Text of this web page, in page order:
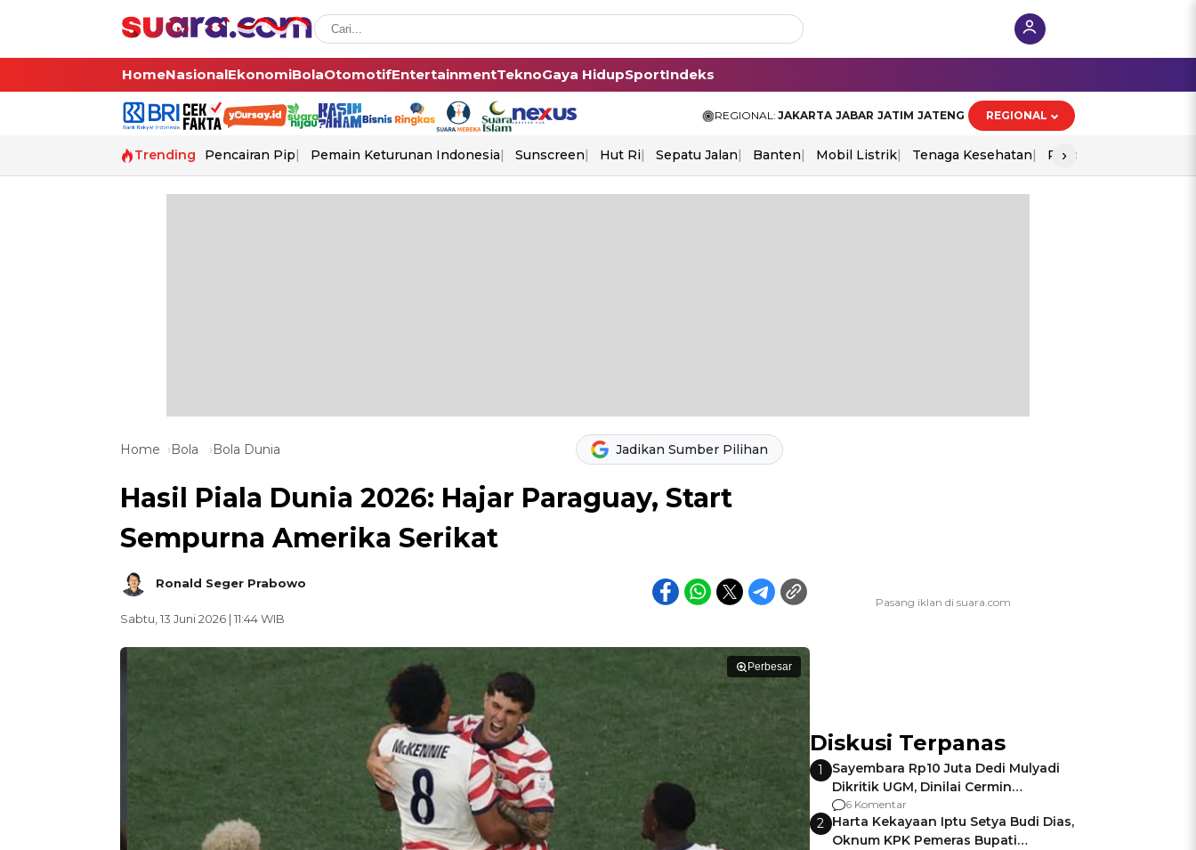
HomeNasionalEkonomiBolaOtomotifEntertainmentTeknoGaya HidupSportIndeks
REGIONAL: JAKARTA JABAR JATIM JATENG REGIONAL
Trending Pencairan Pip Pemain Keturunan Indonesia Sunscreen Hut Ri Sepatu Jalan Banten Mobil Listrik Tenaga Kesehatan Piala Aff 2026
›
Home Bola Bola Dunia Jadikan Sumber Pilihan
Hasil Piala Dunia 2026: Hajar Paraguay, Start
Sempurna Amerika Serikat
Ronald Seger Prabowo
Sabtu, 13 Juni 2026 | 11:44 WIB
Perbesar
Diskusi Terpanas
1
Sayembara Rp10 Juta Dedi Mulyadi
Dikritik UGM, Dinilai Cermin
Gagalnya Negara Jamin Keamanan
6 Komentar
2 Harta Kekayaan Iptu Setya Budi Dias,
Oknum KPK Pemeras Bupati